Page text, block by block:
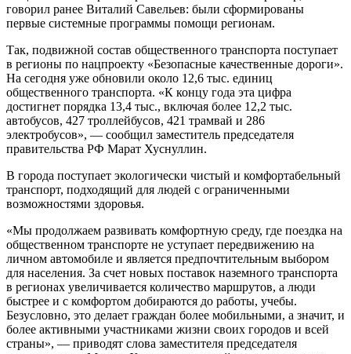
говорил ранее Виталий Савельев: были сформированы
первые системные программы помощи регионам.
Так, подвижной состав общественного транспорта поступает
в регионы по нацпроекту «Безопасные качественные дороги».
На сегодня уже обновили около 12,6 тыс. единиц
общественного транспорта. «К концу года эта цифра
достигнет порядка 13,4 тыс., включая более 12,2 тыс.
автобусов, 427 троллейбусов, 421 трамвай и 286
электробусов», — сообщил заместитель председателя
правительства РФ Марат Хуснуллин.
В города поступает экологически чистый и комфортабельный
транспорт, подходящий для людей с ограниченными
возможностями здоровья.
«Мы продолжаем развивать комфортную среду, где поездка на
общественном транспорте не уступает передвижению на
личном автомобиле и является предпочтительным выбором
для населения. За счет новых поставок наземного транспорта
в регионах увеличивается количество маршрутов, а люди
быстрее и с комфортом добираются до работы, учебы.
Безусловно, это делает граждан более мобильными, а значит, и
более активными участниками жизни своих городов и всей
страны», — приводят слова заместителя председателя